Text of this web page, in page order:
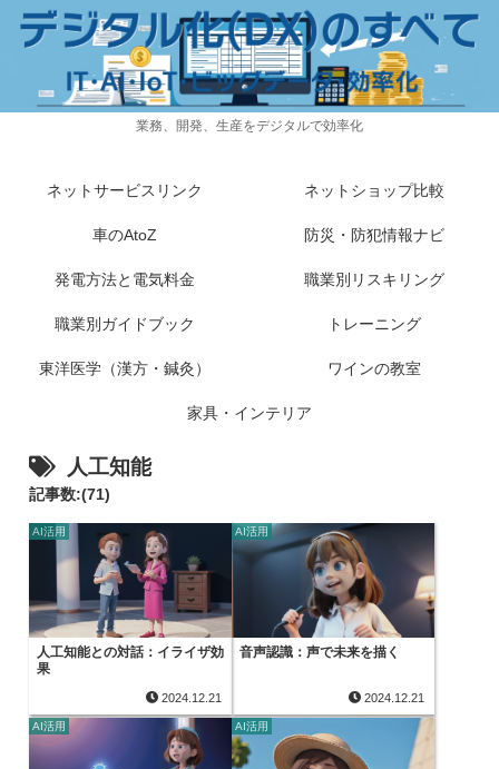
業務、開発、生産をデジタルで効率化
ネットサービスリンク ネットショップ比較
車のAtoZ 防災・防犯情報ナビ
発電方法と電気料金 職業別リスキリング
職業別ガイドブック トレーニング
東洋医学（漢方・鍼灸） ワインの教室
家具・インテリア
人工知能
記事数:(71)
AI活用
人工知能との対話：イライザ効
果
2024.12.21
AI活用
音声認識：声で未来を描く
2024.12.21
AI活用 AI活用